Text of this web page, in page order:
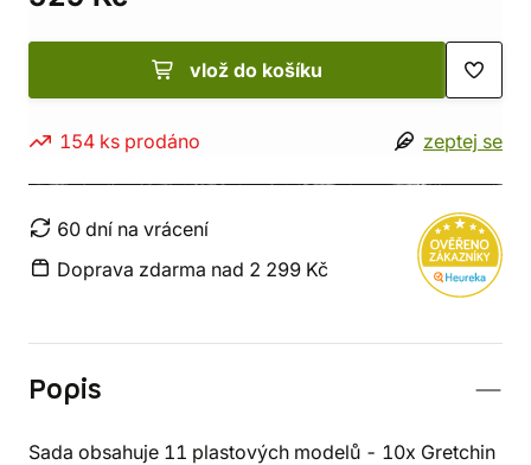
vlož do košíku
154 ks prodáno zeptej se
60 dní na vrácení
Doprava zdarma nad 2 299 Kč
Popis
Sada obsahuje 11 plastových modelů - 10x Gretchin